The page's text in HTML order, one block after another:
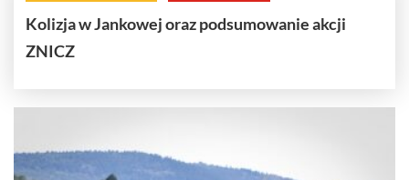
Kolizja w Jankowej oraz podsumowanie akcji
ZNICZ